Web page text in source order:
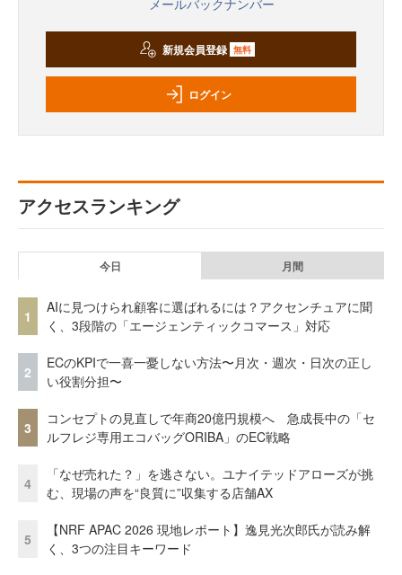
メールバックナンバー
新規会員登録 無料
ログイン
アクセスランキング
今日 月間
1
AIに見つけられ顧客に選ばれるには？アクセンチュアに聞
く、3段階の「エージェンティックコマース」対応
2
ECのKPIで一喜一憂しない方法〜月次・週次・日次の正し
い役割分担〜
3
コンセプトの見直しで年商20億円規模へ 急成長中の「セ
ルフレジ専用エコバッグORIBA」のEC戦略
4
「なぜ売れた？」を逃さない。ユナイテッドアローズが挑
む、現場の声を“良質に”収集する店舗AX
5
【NRF APAC 2026 現地レポート】逸見光次郎氏が読み解
く、3つの注目キーワード